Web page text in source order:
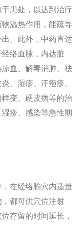
患处，以达到治疗
温热作用，能疏导
。此外，中药直达
络血脉，内达脏
血、解毒消肿、祛
、湿疹、汗疱疹、
变、硬皮病等的治
疹、感染等急性期
在经络腧穴内适量
都可供穴位注射
存留的时间延长，